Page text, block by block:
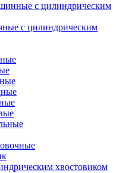
с цилиндрическим
с цилиндрическим
хвостовиком